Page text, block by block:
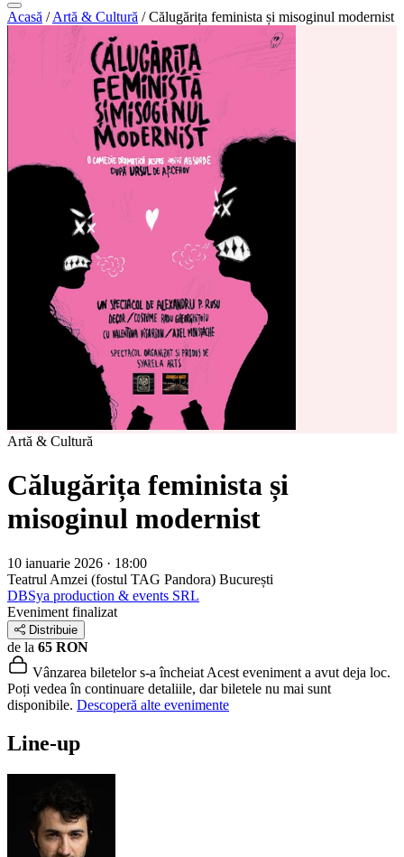
Acasă / Artă & Cultură / Călugărița feminista și misoginul modernist
Artă & Cultură
Călugărița feminista și
misoginul modernist
10 ianuarie 2026 · 18:00
Teatrul Amzei (fostul TAG Pandora) București
DBSya production & events SRL
Eveniment finalizat
Distribuie
de la 65 RON
Vânzarea biletelor s-a încheiat Acest eveniment a avut deja loc.
Poți vedea în continuare detaliile, dar biletele nu mai sunt
disponibile. Descoperă alte evenimente
Line-up